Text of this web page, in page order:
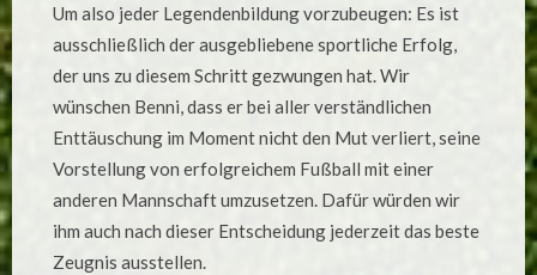
Um also jeder Legendenbildung vorzubeugen: Es ist
ausschließlich der ausgebliebene sportliche Erfolg,
der uns zu diesem Schritt gezwungen hat. Wir
wünschen Benni, dass er bei aller verständlichen
Enttäuschung im Moment nicht den Mut verliert, seine
Vorstellung von erfolgreichem Fußball mit einer
anderen Mannschaft umzusetzen. Dafür würden wir
ihm auch nach dieser Entscheidung jederzeit das beste
Zeugnis ausstellen.